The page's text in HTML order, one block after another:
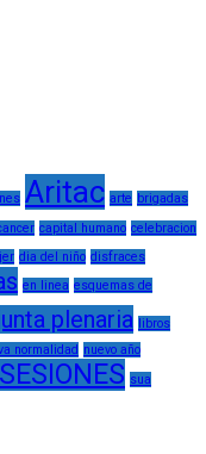
Aritac arte brigadas
capital humano celebracion
dia del niño disfraces
en linea esquemas de
plenaria libros
normalidad nuevo año
SESIONES sua